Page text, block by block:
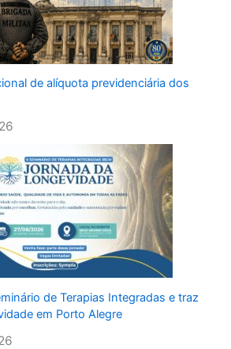
de alíquota previdenciária dos
de Terapias Integradas e traz
em Porto Alegre